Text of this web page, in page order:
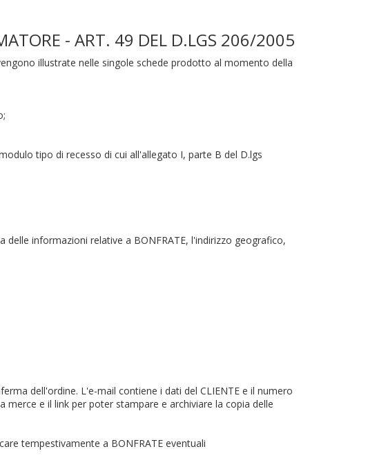
- ART. 49 DEL D.LGS 206/2005
illustrate nelle singole schede prodotto al momento della
tipo di recesso di cui all'allegato I, parte B del D.lgs
informazioni relative a BONFRATE, l'indirizzo geografico,
dell'ordine. L'e-mail contiene i dati del CLIENTE e il numero
merce e il link per poter stampare e archiviare la copia delle
tempestivamente a BONFRATE eventuali